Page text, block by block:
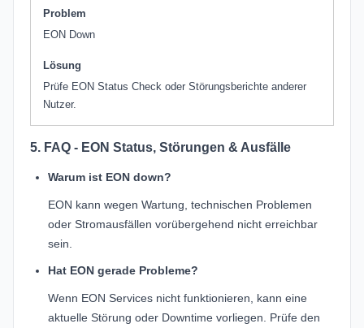
Problem
EON Down
Lösung
Prüfe EON Status Check oder Störungsberichte anderer
Nutzer.
5. FAQ - EON Status, Störungen & Ausfälle
Warum ist EON down?
EON kann wegen Wartung, technischen Problemen
oder Stromausfällen vorübergehend nicht erreichbar
sein.
Hat EON gerade Probleme?
Wenn EON Services nicht funktionieren, kann eine
aktuelle Störung oder Downtime vorliegen. Prüfe den